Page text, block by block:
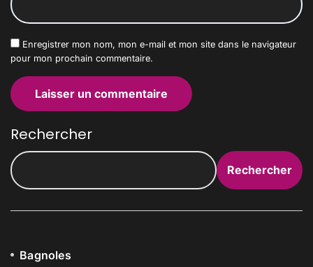
Enregistrer mon nom, mon e-mail et mon site dans le navigateur
pour mon prochain commentaire.
Rechercher
Rechercher
Bagnoles